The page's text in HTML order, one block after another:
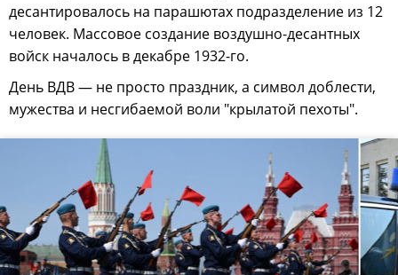
десантировалось на парашютах подразделение из 12
человек. Массовое создание воздушно-десантных
войск началось в декабре 1932-го.
День ВДВ — не просто праздник, а символ доблести,
мужества и несгибаемой воли "крылатой пехоты".